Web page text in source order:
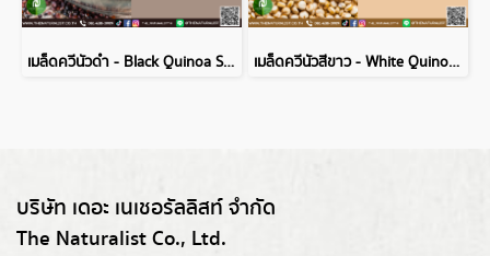
เมล็ดควีนัวดำ - Black Quinoa Seed เมล็ดควีนัวสีขาว - White Quinoa Seed
บริษัท เดอะ เนเชอรัลลิสท์ จำกัด
The Naturalist Co., Ltd.